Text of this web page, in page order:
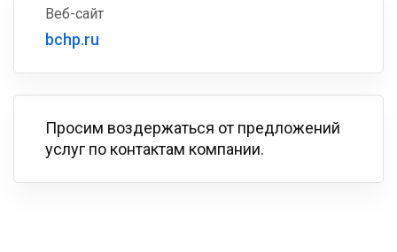
Веб-сайт
bchp.ru
Просим воздержаться от предложений
услуг по контактам компании.